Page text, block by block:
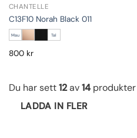
CHANTELLE
C13F10 Norah Black 011
Mau Tal
800 kr
Du har sett12av14 produkter
LADDA IN FLER